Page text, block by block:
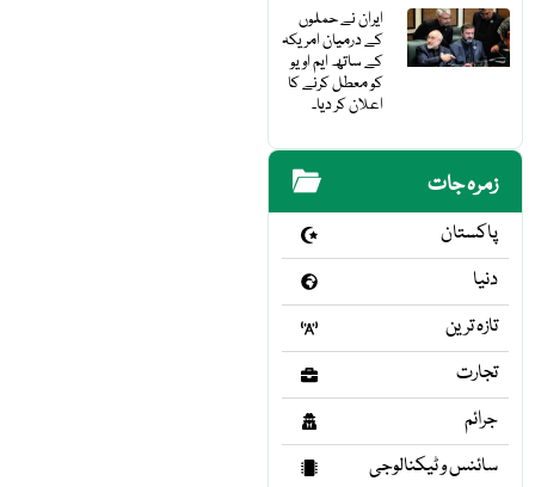
ایران نے حملوں
کے درمیان امریکہ
کے ساتھ ایم او یو
کو معطل کرنے کا
اعلان کر دیا۔
زمرہ جات
پاکستان
دنیا
تازہ ترین
تجارت
جرائم
سائنس و ٹیکنالوجی